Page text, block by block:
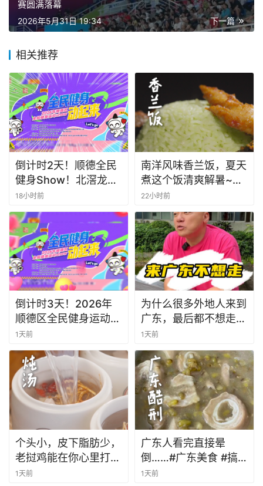
赛圆满落幕
下一篇
2026年5月31日 19:34
相关推荐
倒计时2天！顺德全民
健身Show！北滘龙江
联动燃爆全城
18小时前
南洋风味香兰饭，夏天
煮这个饭清爽解暑~赶
快学起来吧~#全世界
中国味 #纪录片 #娘惹
菜 。
22小时前
倒计时3天！2026年
顺德区全民健身运动
show即将开启！
1天前
为什么很多外地人来到
广东，最后都不想走
了？
1天前
个头小，皮下脂肪少，
老挝鸡能在你心里打几
分？你更喜欢用这种鸡
1天前
广东人看完直接晕
倒……#广东美食 #搞
笑 #乌龟大师仙逝 #
1天前